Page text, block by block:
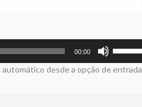
00:00
setas
desde a opção de entrada